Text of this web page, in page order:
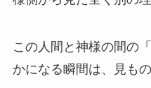
この人間と神様の間の
かになる瞬間は、見もの